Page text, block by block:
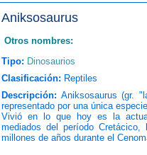
Aniksosaurus
Otros nombres:
Tipo: Dinosaurios
Clasificación: Reptiles
Descripción: Aniksosaurus (gr.
representado por una única
Vivió en lo que hoy es la
mediados del período
millones de años durante el